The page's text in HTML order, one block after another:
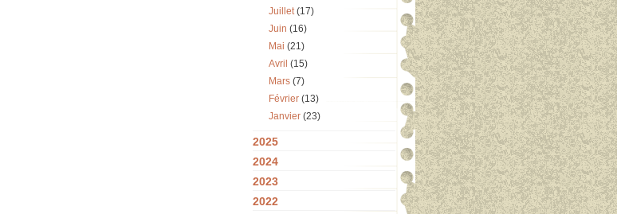
Juillet(17)
Juin (16)
Mai (21)
Avril (15)
Mars (7)
Février (13)
Janvier (23)
2025
2024
2023
2022